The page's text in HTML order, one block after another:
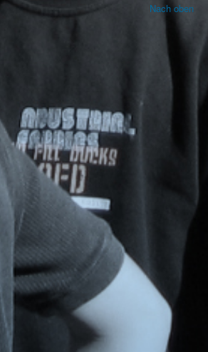
Nach oben